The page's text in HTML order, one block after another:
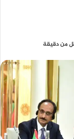
من دقيقة